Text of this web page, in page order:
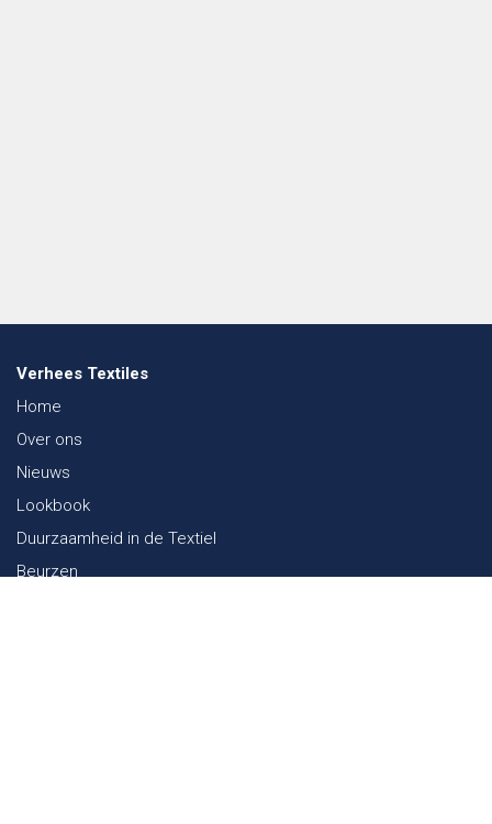
Verhees Textiles
Home
Over ons
Nieuws
Lookbook
Duurzaamheid in de Textiel
Beurzen